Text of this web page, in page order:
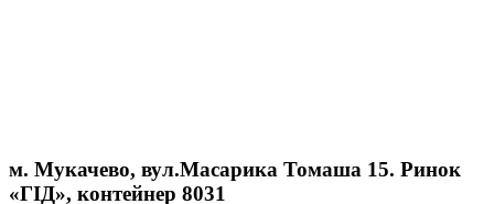
м. Мукачево, вул.Масарика Томаша 15. Ринок
«ГІД», контейнер 8031